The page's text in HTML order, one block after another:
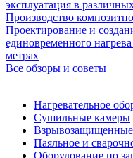
эксплуатация в
Производство
Проектирование и
единовременного
метрах
Все обзоры и советы
Нагревательное
Сушильные камеры
Взрывозащищенные
Паяльное и